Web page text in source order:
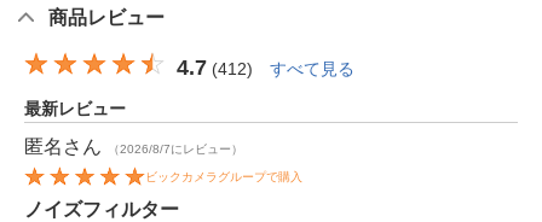
商品レビュー
4.7 (412) すべて見る
最新レビュー
匿名 さん （2026/8/7にレビュー）
ビックカメラグループで購入
ノイズフィルター